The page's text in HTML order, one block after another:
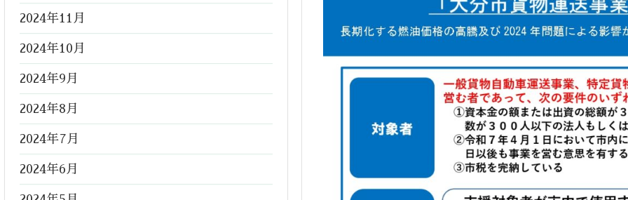
2024年11月
2024年10月
2024年9月
2024年8月
2024年7月
2024年6月